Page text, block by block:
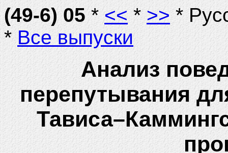
(49-6) 05*<< * >>*
*Все выпуски
Анализ
перепутывания